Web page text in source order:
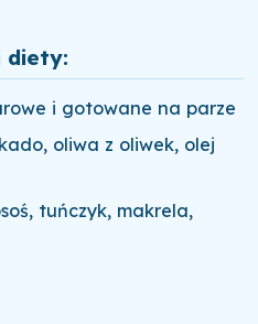
diety:
i gotowane na parze
oliwa z oliwek, olej
tuńczyk, makrela,